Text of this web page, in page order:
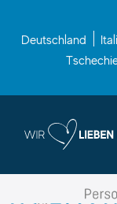
Deutschland